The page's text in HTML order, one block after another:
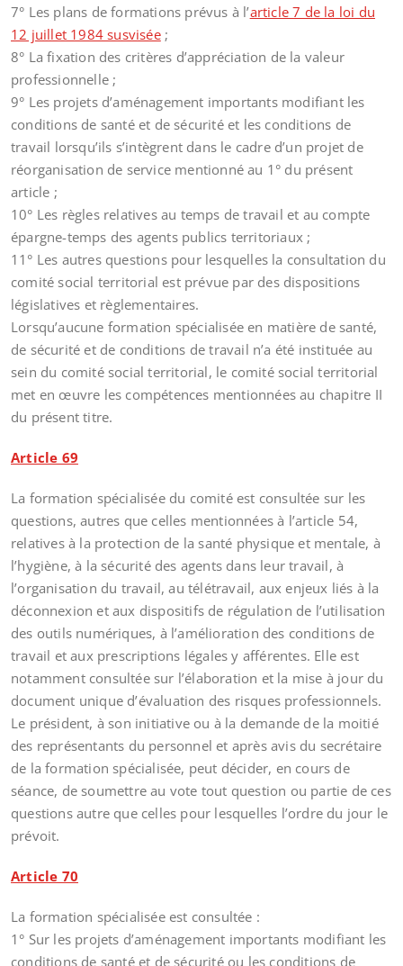
7° Les plans de formations prévus à l’article 7 de la loi du
12 juillet 1984 susvisée;
8° La fixation des critères d’appréciation de la valeur
professionnelle ;
9° Les projets d’aménagement importants modifiant les
conditions de santé et de sécurité et les conditions de
travail lorsqu’ils s’intègrent dans le cadre d’un projet de
réorganisation de service mentionné au 1° du présent
article ;
10° Les règles relatives au temps de travail et au compte
épargne-temps des agents publics territoriaux ;
11° Les autres questions pour lesquelles la consultation du
comité social territorial est prévue par des dispositions
législatives et règlementaires.
Lorsqu’aucune formation spécialisée en matière de santé,
de sécurité et de conditions de travail n’a été instituée au
sein du comité social territorial, le comité social territorial
met en œuvre les compétences mentionnées au chapitre II
du présent titre.
Article 69
La formation spécialisée du comité est consultée sur les
questions, autres que celles mentionnées à l’article 54,
relatives à la protection de la santé physique et mentale, à
l’hygiène, à la sécurité des agents dans leur travail, à
l’organisation du travail, au télétravail, aux enjeux liés à la
déconnexion et aux dispositifs de régulation de l’utilisation
des outils numériques, à l’amélioration des conditions de
travail et aux prescriptions légales y afférentes. Elle est
notamment consultée sur l’élaboration et la mise à jour du
document unique d’évaluation des risques professionnels.
Le président, à son initiative ou à la demande de la moitié
des représentants du personnel et après avis du secrétaire
de la formation spécialisée, peut décider, en cours de
séance, de soumettre au vote tout question ou partie de ces
questions autre que celles pour lesquelles l’ordre du jour le
prévoit.
Article 70
La formation spécialisée est consultée :
1° Sur les projets d’aménagement importants modifiant les
conditions de santé et de sécurité ou les conditions de